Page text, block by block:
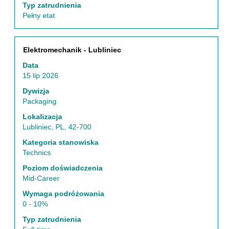
Typ zatrudnienia
Pełny etat
Tytuł
Elektromechanik - Lubliniec
Data
15 lip 2026
Dywizja
Packaging
Lokalizacja
Lubliniec, PL, 42-700
Kategoria stanowiska
Technics
Poziom doświadczenia
Mid-Career
Wymaga podróżowania
0 - 10%
Typ zatrudnienia
Zaznacz
pomocą
spacji,
aby
wyświetlić
treść
danych
oferty
pracy.